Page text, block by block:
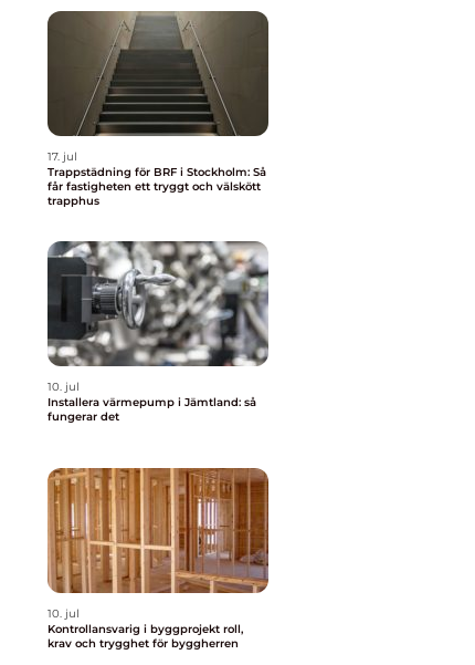
17. jul
Trappstädning för BRF i Stockholm: Så
får fastigheten ett tryggt och välskött
trapphus
10. jul
Installera värmepump i Jämtland: så
fungerar det
10. jul
Kontrollansvarig i byggprojekt roll,
krav och trygghet för byggherren